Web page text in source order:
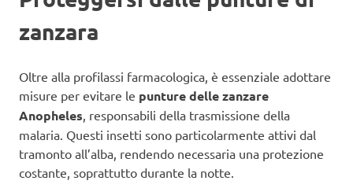
zanzara
Oltre alla profilassi farmacologica, è essenziale adottare
misure per evitare le punture delle zanzare
Anopheles, responsabili della trasmissione della
malaria. Questi insetti sono particolarmente attivi dal
tramonto all’alba, rendendo necessaria una protezione
costante, soprattutto durante la notte.